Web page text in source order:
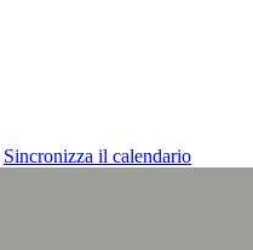
Sincronizza il calendario